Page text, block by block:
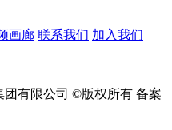
画廊 联系我们 加入我们
团有限公司 ©版权所有 备案